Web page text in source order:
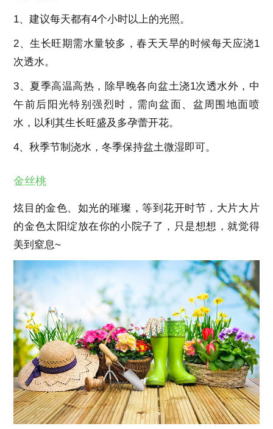
1、建议每天都有4个小时以上的光照。
2、生长旺期需水量较多，春天天旱的时候每天应浇1
次透水。
3、夏季高温高热，除早晚各向盆土浇1次透水外，中
午前后阳光特别强烈时，需向盆面、盆周围地面喷
水，以利其生长旺盛及多孕蕾开花。
4、秋季节制浇水，冬季保持盆土微湿即可。
金丝桃
炫目的金色、如光的璀璨，等到花开时节，大片大片
的金色太阳绽放在你的小院子了，只是想想，就觉得
美到窒息~